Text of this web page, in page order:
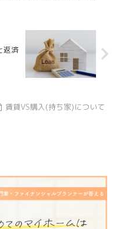
返済
賃貸VS購入(持ち家)について